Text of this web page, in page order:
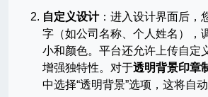
自定义设计：进入设计界面后，
字（如公司名称、个人姓名），
小和颜色。平台还允许上传自定
增强独特性。对于透明背景印章
中选择“透明背景”选项，这将自